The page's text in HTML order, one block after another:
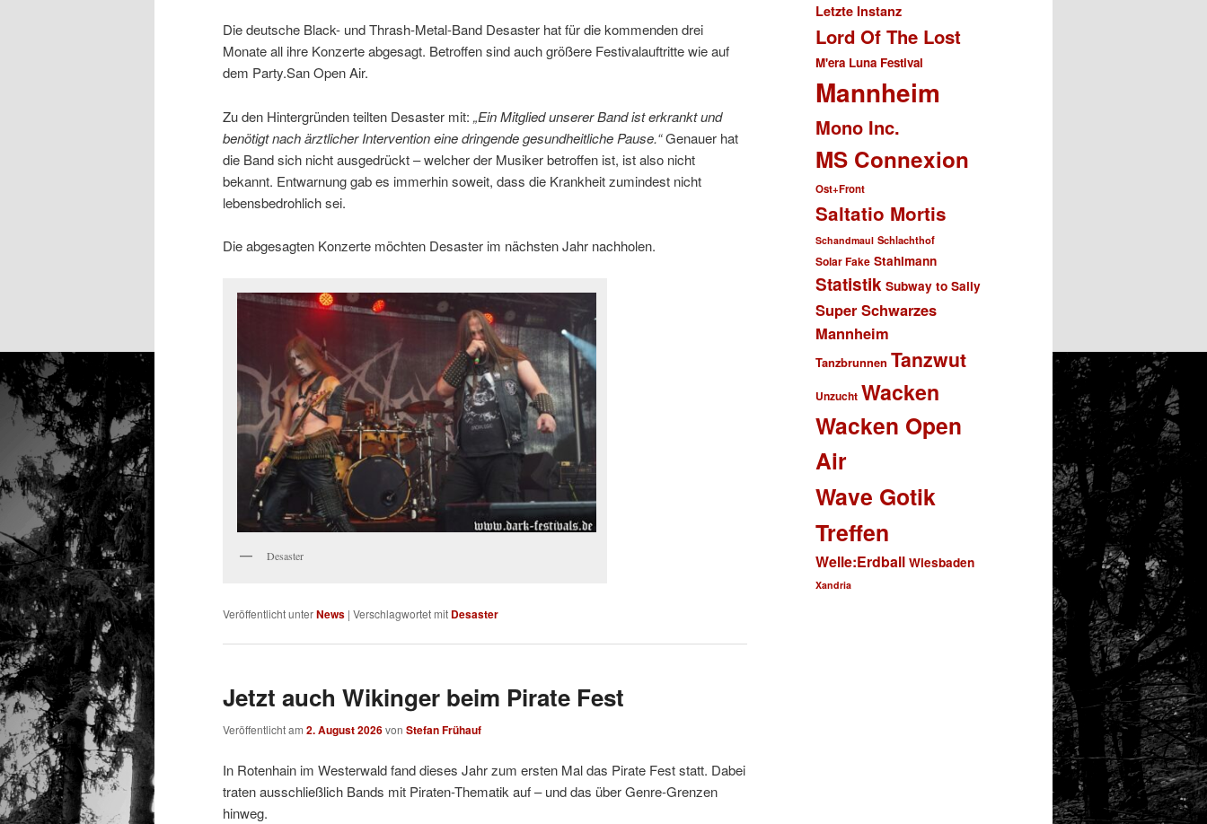
Die deutsche Black- und Thrash-Metal-Band Desaster hat für die kommenden drei
Monate all ihre Konzerte abgesagt. Betroffen sind auch größere Festivalauftritte wie auf
dem Party.San Open Air.
Zu den Hintergründen teilten Desaster mit: „Ein Mitglied unserer Band ist erkrankt und
benötigt nach ärztlicher Intervention eine dringende gesundheitliche Pause.“Genauer hat
die Band sich nicht ausgedrückt – welcher der Musiker betroffen ist, ist also nicht
bekannt. Entwarnung gab es immerhin soweit, dass die Krankheit zumindest nicht
lebensbedrohlich sei.
Die abgesagten Konzerte möchten Desaster im nächsten Jahr nachholen.
Desaster
Veröffentlicht unterNews | Verschlagwortet mit Desaster
Jetzt auch Wikinger beim Pirate Fest
Veröffentlicht am 2. August 2026von Stefan Frühauf
In Rotenhain im Westerwald fand dieses Jahr zum ersten Mal das Pirate Fest statt. Dabei
traten ausschließlich Bands mit Piraten-Thematik auf – und das über Genre-Grenzen
hinweg.
Letzte Instanz
Lord Of The Lost
M'era Luna Festival
Mannheim
Mono Inc.
MS Connexion
Ost+Front
Saltatio Mortis
Schandmaul Schlachthof
Solar Fake Stahlmann
Statistik Subway to Sally
Super Schwarzes
Mannheim
Tanzbrunnen Tanzwut
Unzucht Wacken
Wacken Open
Air
Wave Gotik
Treffen
Welle:Erdball Wiesbaden
Xandria